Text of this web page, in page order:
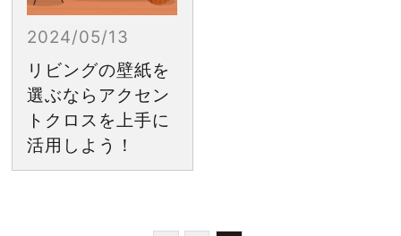
2024/05/13
リビングの壁紙を
選ぶならアクセン
トクロスを上手に
活用しよう！